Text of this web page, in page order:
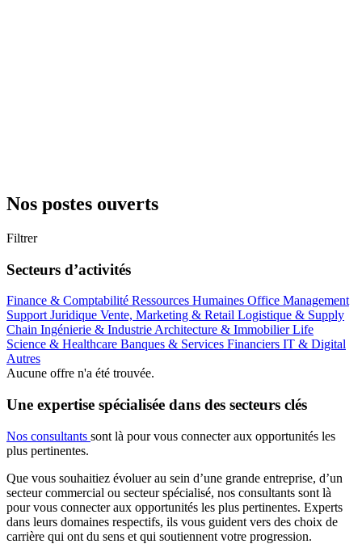
Nos postes ouverts
Filtrer
Secteurs d’activités
Finance & Comptabilité Ressources Humaines Office Management
SupportJuridique Vente, Marketing & Retail Logistique & Supply
Chain Ingénierie & IndustrieArchitecture & ImmobilierLife
Science & Healthcare Banques & Services Financiers IT & Digital
Autres
Aucune offre n'a été trouvée.
Une expertise spécialisée dans des secteurs clés
Nos consultants sont là pour vous connecter aux opportunités les
plus pertinentes.
Que vous souhaitiez évoluer au sein d’une grande entreprise, d’un
secteur commercial ou secteur spécialisé, nos consultants sont là
pour vous connecter aux opportunités les plus pertinentes. Experts
dans leurs domaines respectifs, ils vous guident vers des choix de
carrière qui ont du sens et qui soutiennent votre progression.